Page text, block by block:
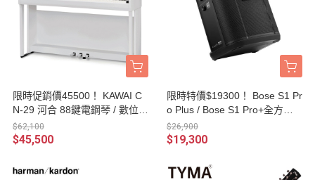
限時促銷價45500！ KAWAI C
N-29 河合 88鍵電鋼琴 / 數位鋼
琴 附贈 KAWAI鋼琴椅、譜架、
耳機、原廠保證書 台灣公司貨
$62,100
$45,500
限時特價$19300！ Bose S1 Pr
o Plus / Bose S1 Pro+全方位
樂器音箱 / PA音響 / 藍芽喇叭 /
街頭藝人專用 台灣公司貨
$26,900
$19,300